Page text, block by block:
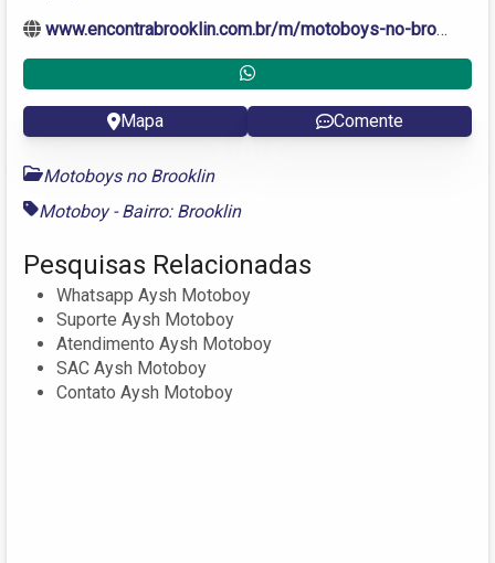
www.encontrabrooklin.com.br/m/motoboys-no-brooklin.shtml
Mapa Comente
Motoboys no Brooklin
Motoboy - Bairro: Brooklin
Pesquisas Relacionadas
Whatsapp Aysh Motoboy
Suporte Aysh Motoboy
Atendimento Aysh Motoboy
SAC Aysh Motoboy
Contato Aysh Motoboy